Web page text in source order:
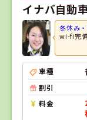
イナバ自動
冬休み
wi-fi完
車種
割引
料金